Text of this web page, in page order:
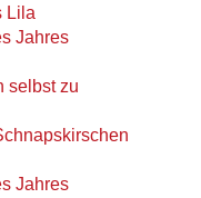
Lila
Jahres
selbst zu
Jahres